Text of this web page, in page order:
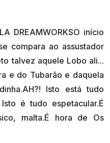
DREAMWORKSO início
compara ao assustador
talvez aquele Lobo ali...
e do Tubarão e daquela
Isto está tudo
é tudo espetacular.É
malta.É hora de Os